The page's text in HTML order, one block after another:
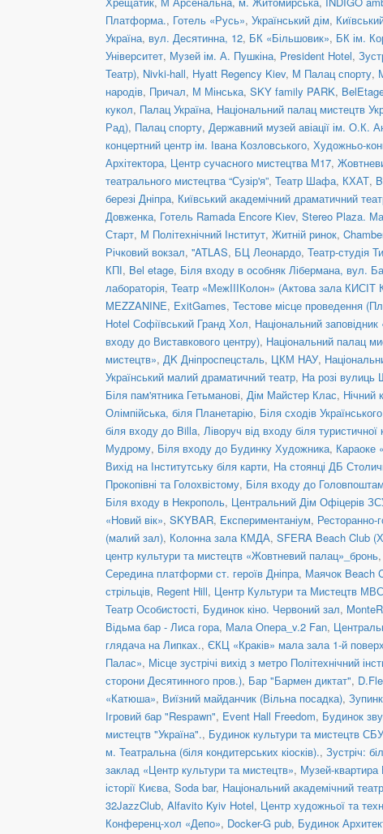
Платформа., Готель «Русь», Український дім,
Україна, вул. Десятинна, 12, БК «Більшовик», БК ім.
Університет, Музей ім. А. Пушкіна, President Hotel,
Театр), Nivki-hall, Hyatt Regency Kiev, М Палац спорту,
народів, Причал, М Мінська, SKY family PARK,
кукол, Палац Україна, Національний палац мистецтв
Рад), Палац спорту, Державний музей авіації ім. О.К.
концертний центр ім. Івана Козловського, Художньо-
Архітектора, Центр сучасного мистецтва М17,
театрального мистецтва “Сузір'я”, Театр Шафа, КХАТ,
березі Дніпра, Київський академічний драматичний
Довженка, Готель Ramada Encore Kiev, Stereo Plaza.
Старт, М Політехнічний Інститут, Житній ринок,
Річковий вокзал, ''ATLAS, БЦ Леонардо, Театр-студія
КПІ, Bel etage, Біля входу в особняк Лібермана, вул.
лабораторія, Театр «МежIIIКолон» (Актова зала КИСІТ
MEZZANINE, ExitGames, Тестове місце проведення
Hotel Софіївський Гранд Хол, Національний
входу до Виставкового центру), Національний палац
мистецтв», ДK Дніпроспецсталь, ЦКМ НАУ,
Український малий драматичний театр, На розі вулиць
Біля пам'ятника Гетьманові, Дім Майстер Клас, Нічний
Олімпійська, біля Планетарію, Біля сходів
біля входу до Billa, Ліворуч від входу біля туристичної
Мудрому, Біля входу до Будинку Художника, Караоке
Вихід на Інститутську біля карти, На стоянці ДБ
Прокопівні та Голохвістому, Біля входу до
Біля входу в Некрополь, Центральний Дім Офіцерів
«Новий вік», SKYBAR, Експериментаніум, Ресторанно-
(малий зал), Колонна зала КМДА, SFERA Beach Club
центр культури та мистецтв «Жовтневий палац»_бронь,
Середина платформи ст. героїв Дніпра, Маячок Beach
стрільців, Regent Hill, Центр Культури та Мистецтв МВС
Театр Особистості, Будинок кіно. Червоний зал,
Відьма бар - Лиса гора, Мала Опера_v.2 Fan,
глядача на Липках., ЄКЦ «Краків» мала зала 1-й поверх
Палас», Місце зустрічі вихід з метро Політехнічний
сторони Десятинного пров.), Бар "Бармен диктат",
«Катюша», Виїзний майданчик (Вільна посадка),
Ігровий бар "Respawn", Event Hall Freedom, Будинок
мистецтв "Україна"., Будинок культури та мистецтв СБУ
м. Театральна (біля кондитерських кіосків)., Зустріч:
заклад «Центр культури та мистецтв», Музей-
історії Києва, Soda bar, Національний академічний
32JazzClub, Alfavito Kyiv Hotel, Центр художньої та
Конференц-хол «Депо», Docker-G pub, Будинок